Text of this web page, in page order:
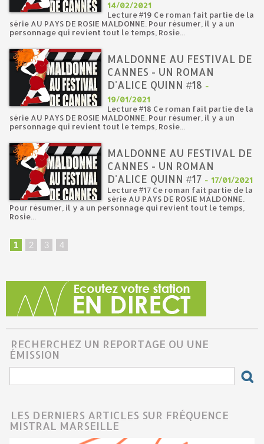
14/02/2021
Lecture #19 Ce roman fait partie de la
série AU PAYS DE ROSIE MALDONNE. Pour résumer, il y a un
personnage qui revient tout le temps, Rosie...
MALDONNE AU FESTIVAL DE
CANNES - UN ROMAN
D'ALICE QUINN #18 -
19/01/2021
Lecture #18 Ce roman fait partie de la
série AU PAYS DE ROSIE MALDONNE. Pour résumer, il y a un
personnage qui revient tout le temps, Rosie...
MALDONNE AU FESTIVAL DE
CANNES - UN ROMAN
D'ALICE QUINN #17 - 17/01/2021
Lecture #17 Ce roman fait partie de la
série AU PAYS DE ROSIE MALDONNE.
Pour résumer, il y a un personnage qui revient tout le temps,
Rosie...
1 2 3 4
RECHERCHEZ UN REPORTAGE OU UNE
ÉMISSION
LES DERNIERS ARTICLES SUR FRÉQUENCE
MISTRAL MARSEILLE